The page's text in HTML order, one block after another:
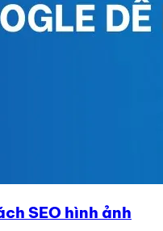
SEO hình ảnh